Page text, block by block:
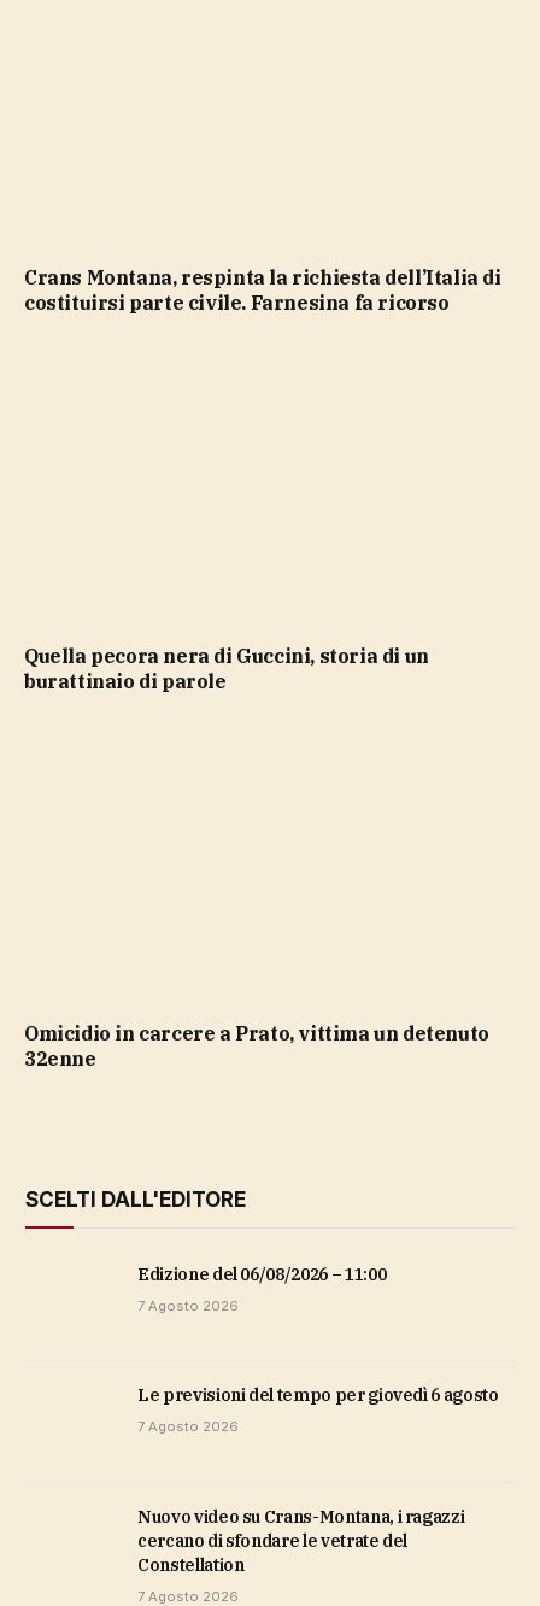
Crans Montana, respinta la richiesta dell’Italia di
costituirsi parte civile. Farnesina fa ricorso
Quella pecora nera di Guccini, storia di un
burattinaio di parole
Omicidio in carcere a Prato, vittima un detenuto
32enne
SCELTI DALL'EDITORE
Edizione del 06/08/2026 – 11:00
7 Agosto 2026
Le previsioni del tempo per giovedì 6 agosto
7 Agosto 2026
Nuovo video su Crans-Montana, i ragazzi
cercano di sfondare le vetrate del
Constellation
7 Agosto 2026